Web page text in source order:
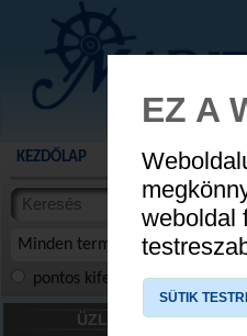
KEZDŐLAP AKCIÓS TERMÉKEK
Minden termék
pontos kifejezés összes
ÜZLETÜNK
EZ A
weboldal
SÜTIK